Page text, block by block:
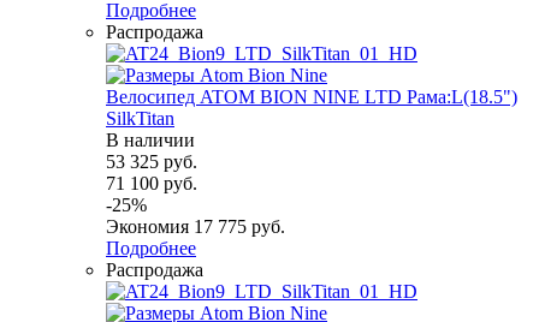
Подробнее
Распродажа
Велосипед ATOM BION NINE LTD Рама:L(18.5")
SilkTitan
В наличии
53 325 руб.
71 100 руб.
-25%
Экономия 17 775 руб.
Подробнее
Распродажа